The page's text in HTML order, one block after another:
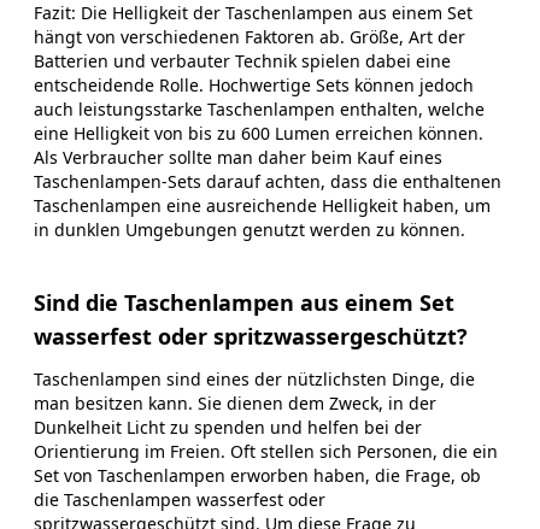
Fazit: Die Helligkeit der Taschenlampen aus einem Set
hängt von verschiedenen Faktoren ab. Größe, Art der
Batterien und verbauter Technik spielen dabei eine
entscheidende Rolle. Hochwertige Sets können jedoch
auch leistungsstarke Taschenlampen enthalten, welche
eine Helligkeit von bis zu 600 Lumen erreichen können.
Als Verbraucher sollte man daher beim Kauf eines
Taschenlampen-Sets darauf achten, dass die enthaltenen
Taschenlampen eine ausreichende Helligkeit haben, um
in dunklen Umgebungen genutzt werden zu können.
Sind die Taschenlampen aus einem Set
wasserfest oder spritzwassergeschützt?
Taschenlampen sind eines der nützlichsten Dinge, die
man besitzen kann. Sie dienen dem Zweck, in der
Dunkelheit Licht zu spenden und helfen bei der
Orientierung im Freien. Oft stellen sich Personen, die ein
Set von Taschenlampen erworben haben, die Frage, ob
die Taschenlampen wasserfest oder
spritzwassergeschützt sind. Um diese Frage zu